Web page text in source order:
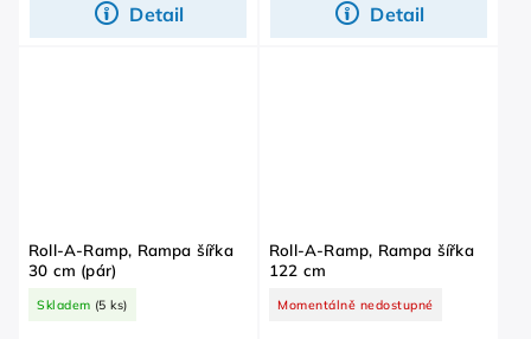
Detail Detail
Roll-A-Ramp, Rampa šířka
30 cm (pár)
Skladem (5 ks)
Roll-A-Ramp, Rampa šířka
122 cm
Momentálně nedostupné